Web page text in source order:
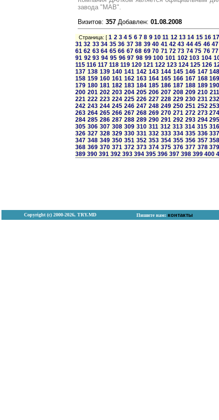
завода "МАВ".
Визитов: 357 Добавлен: 01.08.2008
Страница: [1 2 3 4 5 6 7 8 9 10 11 12 13 14 15 16
31 32 33 34 35 36 37 38 39 40 41 42 43 44 45 46 47
61 62 63 64 65 66 67 68 69 70 71 72 73 74 75 76 77
91 92 93 94 95 96 97 98 99 100 101 102 103 104
115 116 117 118 119 120 121 122 123 124 125 126
137 138 139 140 141 142 143 144 145 146 147
158 159 160 161 162 163 164 165 166 167 168
179 180 181 182 183 184 185 186 187 188 189
200 201 202 203 204 205 206 207 208 209 210 211
221 222 223 224 225 226 227 228 229 230 231
242 243 244 245 246 247 248 249 250 251 252
263 264 265 266 267 268 269 270 271 272 273
284 285 286 287 288 289 290 291 292 293 294
305 306 307 308 309 310 311 312 313 314 315 316
326 327 328 329 330 331 332 333 334 335 336
347 348 349 350 351 352 353 354 355 356 357
368 369 370 371 372 373 374 375 376 377 378
389 390 391 392 393 394 395 396 397 398 399 400
Copyright (с) 2000-2026, TRY.MD Пишите нам: контакты